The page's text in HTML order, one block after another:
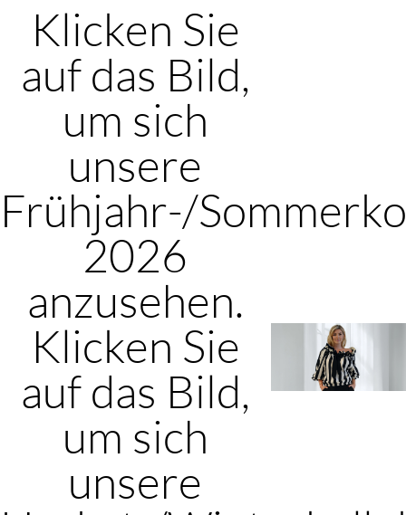
Klicken Sie
auf das Bild,
um sich
unsere
Frühjahr-/
2026
anzusehen.
Klicken Sie
auf das Bild,
um sich
unsere